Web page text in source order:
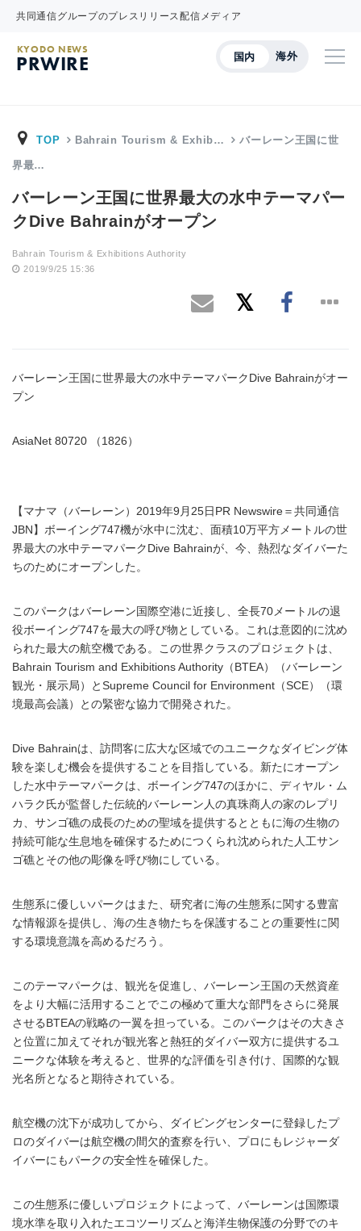
共同通信グループのプレスリリース配信メディア
国内 海外
KYODO NEWS
PRWIRE
TOP Bahrain Tourism & Exhib… バーレーン王国に世
界最…
バーレーン王国に世界最大の水中テーマパー
クDive Bahrainがオープン
Bahrain Tourism & Exhibitions Authority
2019/9/25 15:36
バーレーン王国に世界最大の水中テーマパークDive Bahrainがオー
プン
AsiaNet 80720 （1826）
【マナマ（バーレーン）2019年9月25日PR Newswire＝共同通信
JBN】ボーイング747機が水中に沈む、面積10万平方メートルの世
界最大の水中テーマパークDive Bahrainが、今、熱烈なダイバーた
ちのためにオープンした。
このパークはバーレーン国際空港に近接し、全長70メートルの退
役ボーイング747を最大の呼び物としている。これは意図的に沈め
られた最大の航空機である。この世界クラスのプロジェクトは、
Bahrain Tourism and Exhibitions Authority（BTEA）（バーレーン
観光・展示局）とSupreme Council for Environment（SCE）（環
境最高会議）との緊密な協力で開発された。
Dive Bahrainは、訪問客に広大な区域でのユニークなダイビング体
験を楽しむ機会を提供することを目指している。新たにオープン
した水中テーマパークは、ボーイング747のほかに、ディヤル・ム
ハラク氏が監督した伝統的バーレーン人の真珠商人の家のレプリ
カ、サンゴ礁の成長のための聖域を提供するとともに海の生物の
持続可能な生息地を確保するためにつくられ沈められた人工サン
ゴ礁とその他の彫像を呼び物にしている。
生態系に優しいパークはまた、研究者に海の生態系に関する豊富
な情報源を提供し、海の生き物たちを保護することの重要性に関
する環境意識を高めるだろう。
このテーマパークは、観光を促進し、バーレーン王国の天然資産
をより大幅に活用することでこの極めて重大な部門をさらに発展
させるBTEAの戦略の一翼を担っている。このパークはその大きさ
と位置に加えてそれが観光客と熱狂的ダイバー双方に提供するユ
ニークな体験を考えると、世界的な評価を引き付け、国際的な観
光名所となると期待されている。
航空機の沈下が成功してから、ダイビングセンターに登録したプ
ロのダイバーは航空機の間欠的査察を行い、プロにもレジャーダ
イバーにもパークの安全性を確保した。
この生態系に優しいプロジェクトによって、バーレーンは国際環
境水準を取り入れたエコツーリズムと海洋生物保護の分野でのキ